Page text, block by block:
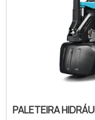
PALETEIRA